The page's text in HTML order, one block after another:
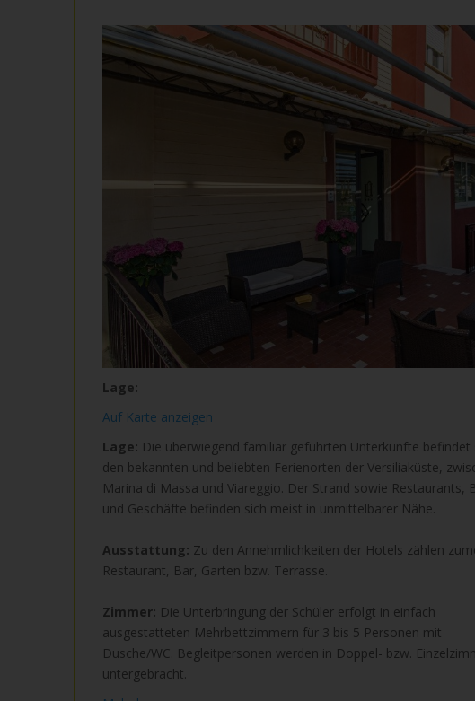
Lage:
Auf Karte anzeigen
Lage: Die überwiegend familiär geführten Unterkünfte befindet
den bekannten und beliebten Ferienorten der Versiliaküste,
Marina di Massa und Viareggio. Der Strand sowie Restaurants,
und Geschäfte befinden sich meist in unmittelbarer Nähe.
Ausstattung: Zu den Annehmlichkeiten der Hotels zählen
Restaurant, Bar, Garten bzw. Terrasse.
Zimmer: Die Unterbringung der Schüler erfolgt in einfach
ausgestatteten Mehrbettzimmern für 3 bis 5 Personen mit
Dusche/WC. Begleitpersonen werden in Doppel- bzw.
untergebracht.